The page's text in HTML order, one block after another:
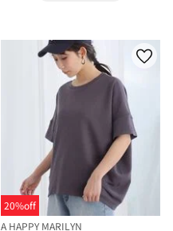
20%off
A HAPPY MARILYN